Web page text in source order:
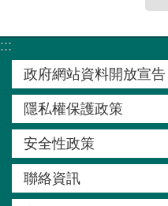
導
覽
回
首
頁
:::
政府網站資料開放宣告
隱私權保護政策
安全性政策
聯絡資訊